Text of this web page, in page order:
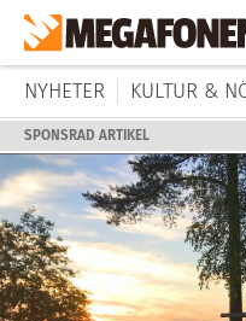
NYHETER KULTUR &
SPONSRAD ARTIKEL